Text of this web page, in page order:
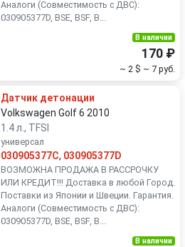
Аналоги (Совместимость с ДВС):
030905377D, BSE, BSF, B...
В наличии
170 ₽
~ 2 $ ~ 7 руб.
Датчик детонации
Volkswagen Golf 6 2010
1.4 л., TFSI
универсал
030905377C, 030905377D
ВОЗМОЖНА ПРОДАЖА В РАССРОЧКУ
ИЛИ КРЕДИТ!!! Доставка в любой Город.
Поставки из Японии и Швеции. Гарантия.
Аналоги (Совместимость с ДВС):
030905377D, BSE, BSF, B...
В наличии